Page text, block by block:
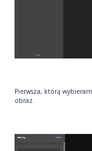
Pierwsza, którą
obraz.